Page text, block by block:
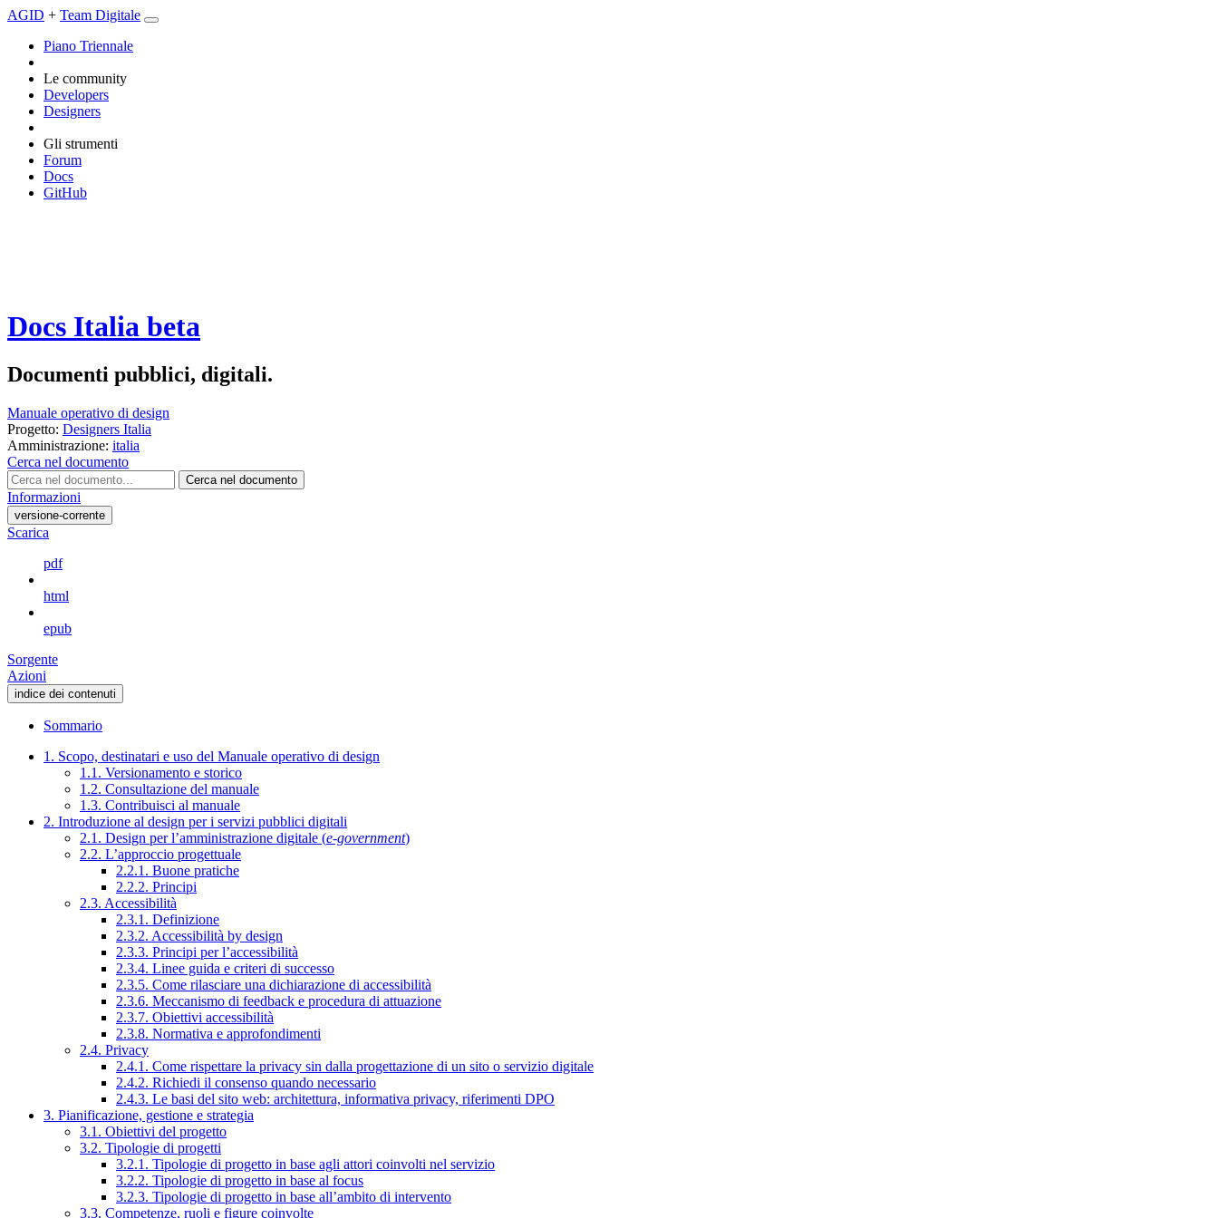
AGID + Team Digitale
Piano Triennale
Le community
Developers
Designers
Gli strumenti
Forum
Docs
GitHub
Docs Italia beta
Documenti pubblici, digitali.
Manuale operativo di design
Progetto: Designers Italia
Amministrazione: italia
Cerca nel documento
Cerca nel documento
Informazioni
versione-corrente
Scarica
pdf
html
epub
Sorgente
Azioni
indice dei contenuti
Sommario
1. Scopo, destinatari e uso del Manuale operativo di design
1.1. Versionamento e storico
1.2. Consultazione del manuale
1.3. Contribuisci al manuale
2. Introduzione al design per i servizi pubblici digitali
2.1. Design per l’amministrazione digitale (e-government)
2.2. L’approccio progettuale
2.2.1. Buone pratiche
2.2.2. Principi
2.3. Accessibilità
2.3.1. Definizione
2.3.2. Accessibilità by design
2.3.3. Principi per l’accessibilità
2.3.4. Linee guida e criteri di successo
2.3.5. Come rilasciare una dichiarazione di accessibilità
2.3.6. Meccanismo di feedback e procedura di attuazione
2.3.7. Obiettivi accessibilità
2.3.8. Normativa e approfondimenti
2.4. Privacy
2.4.1. Come rispettare la privacy sin dalla progettazione di un sito o servizio digitale
2.4.2. Richiedi il consenso quando necessario
2.4.3. Le basi del sito web: architettura, informativa privacy, riferimenti DPO
3. Pianificazione, gestione e strategia
3.1. Obiettivi del progetto
3.2. Tipologie di progetti
3.2.1. Tipologie di progetto in base agli attori coinvolti nel servizio
3.2.2. Tipologie di progetto in base al focus
3.2.3. Tipologie di progetto in base all’ambito di intervento
3.3. Competenze, ruoli e figure coinvolte